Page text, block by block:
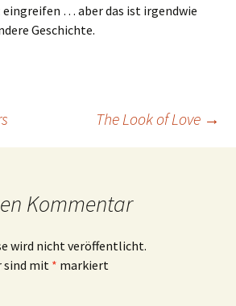
eingreifen … aber das ist irgendwie
Geschichte.
The Look of Love →
Kommentar
wird nicht veröffentlicht.
sind mit * markiert